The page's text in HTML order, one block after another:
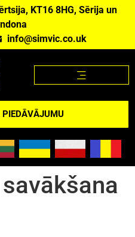
KT16 8HG, Sērija un
info@simvic.co.uk